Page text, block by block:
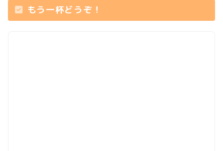
もう一杯どうぞ！